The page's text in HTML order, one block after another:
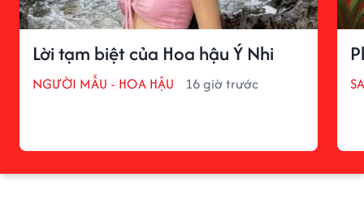
Lời tạm biệt của Hoa hậu Ý Nhi
NGƯỜI MẪU - HOA HẬU 16 giờ trước